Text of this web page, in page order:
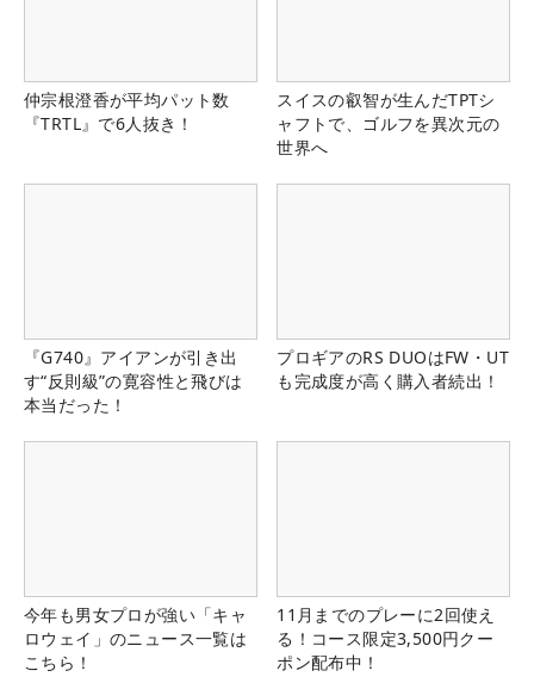
仲宗根澄香が平均パット数
『TRTL』で6人抜き！
スイスの叡智が生んだTPTシ
ャフトで、ゴルフを異次元の
世界へ
『G740』アイアンが引き出
す“反則級”の寛容性と飛びは
本当だった！
プロギアのRS DUOはFW・UT
も完成度が高く購入者続出！
今年も男女プロが強い「キャ
ロウェイ」のニュース一覧は
こちら！
11月までのプレーに2回使え
る！コース限定3,500円クー
ポン配布中！